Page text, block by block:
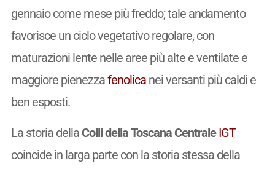
gennaio come mese più freddo; tale andamento
favorisce un ciclo vegetativo regolare, con
maturazioni lente nelle aree più alte e ventilate e
maggiore pienezzafenolicanei versanti più caldi e
ben esposti.
La storia della Colli della Toscana CentraleIGT
coincide in larga parte con la storia stessa della